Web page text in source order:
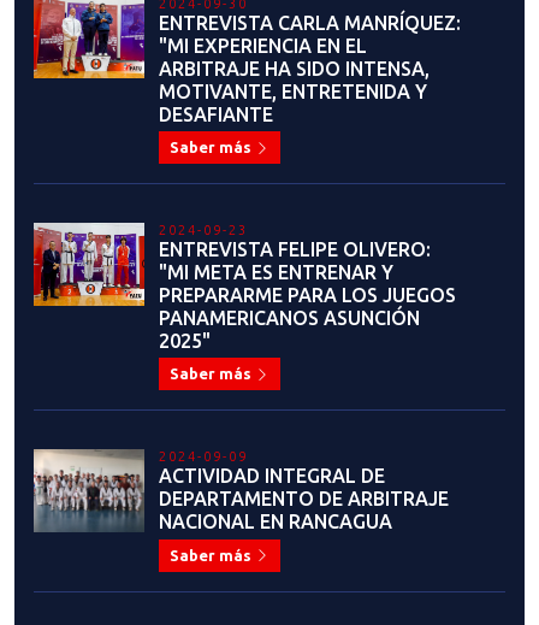
2024-07-18
EXITOSO SEMINARIO
DEPARTAMENTO DE ARBITRAJE
NACIONAL EN CERRO NAVIA
Saber más
CONTRERAS
Saber más
2024-06-18
PROCESO SELECTIVO: TOPE
Saber más
2024-06-18
RESULTADOS CURSO DE